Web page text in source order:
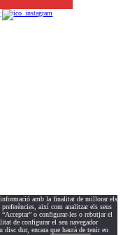
amb la finalitat de millorar els
així com analitzar els seus
o configurar-les o rebutjar el
de configurar el seu navegador
dur, encara que haurà de tenir en